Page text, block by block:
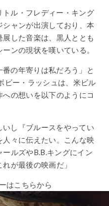
ル・フレディー・キング
ャンが出演しており、本
した音楽は、黒人ととも
ンの現状を嘆いている。
番の年寄りは私だろう」と
ビー・ラッシュは、米ビル
の想いを以下のようにコ
いし『ブルースをやってい
人々に伝えたい。こんな映
ルズやB.B.キングにイン
が最後の映画だ」
はこちらから